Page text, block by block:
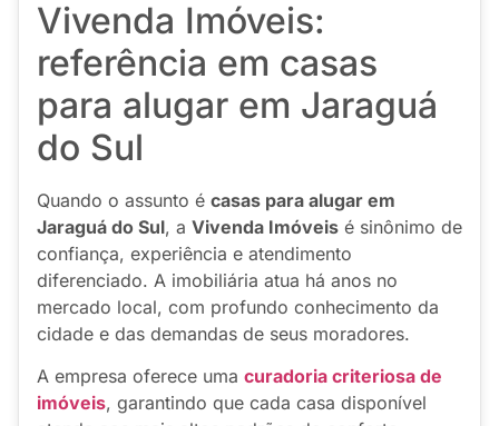
Vivenda Imóveis:
referência em casas
para alugar em Jaraguá
do Sul
Quando o assunto é casas para alugar em
Jaraguá do Sul, a Vivenda Imóveis é sinônimo de
confiança, experiência e atendimento
diferenciado. A imobiliária atua há anos no
mercado local, com profundo conhecimento da
cidade e das demandas de seus moradores.
A empresa oferece uma curadoria criteriosa de
imóveis, garantindo que cada casa disponível